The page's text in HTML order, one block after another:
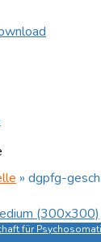
» dgpfg-
(300x300)
für